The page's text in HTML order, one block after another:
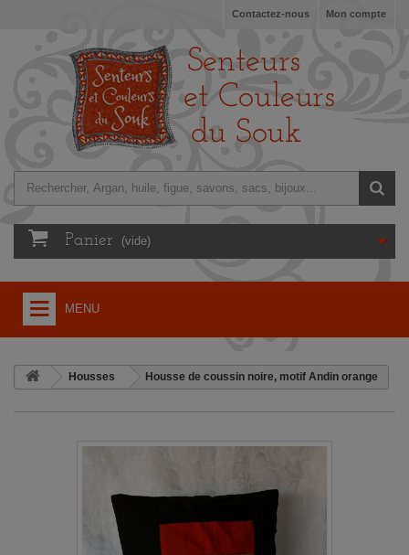
Mon compte
Contactez-nous
Panier (vide)
MENU
+
TURQUIE, ARTISANAT, SAVONS
MAROC, HUILES COSMÉTIQUES BIO ET ARTISANAT
Housses Housse de coussin noire, motif Andin orange